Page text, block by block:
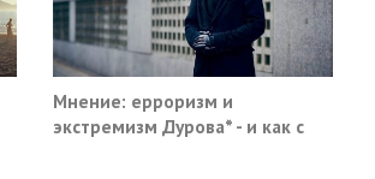
Мнение: ерроризм и
экстремизм Дурова* - и как с